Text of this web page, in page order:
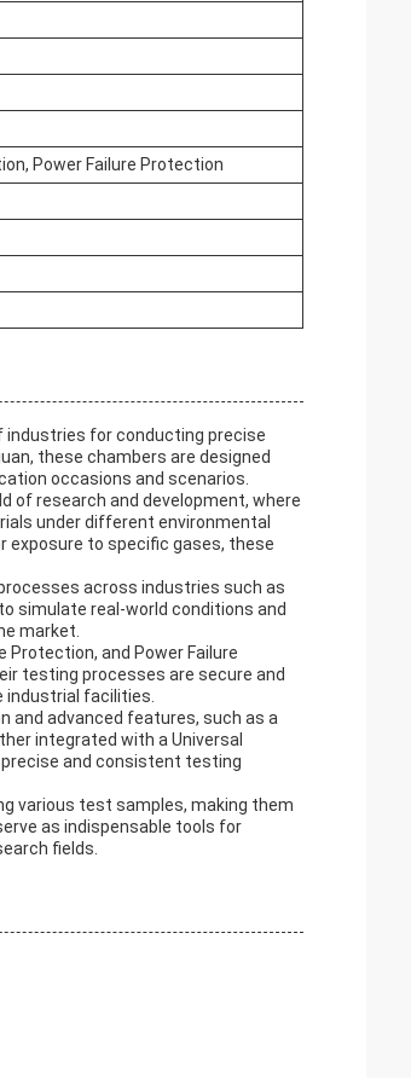
Power Failure Protection
industries for conducting precise
these chambers are designed
occasions and scenarios.
of research and development, where
under different environmental
exposure to specific gases, these
across industries such as
simulate real-world conditions and
market.
and Power Failure
testing processes are secure and
industrial facilities.
and advanced features, such as a
integrated with a Universal
and consistent testing
various test samples, making them
as indispensable tools for
fields.